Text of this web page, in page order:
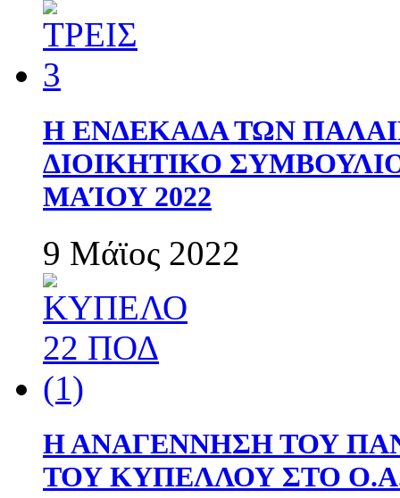
Η ΕΝΔΕΚΑΔΑ ΤΩΝ
ΔΙΟΙΚΗΤΙΚΟ
ΜΑΊΟΥ 2022
9 Μάϊος 2022
Η ΑΝΑΓΕΝΝΗΣΗ ΤΟΥ
ΤΟΥ ΚΥΠΕΛΛΟΥ ΣΤΟ